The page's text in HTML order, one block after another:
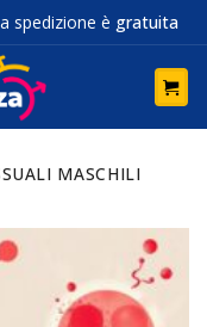
spedizione è gratuita
MASCHILI